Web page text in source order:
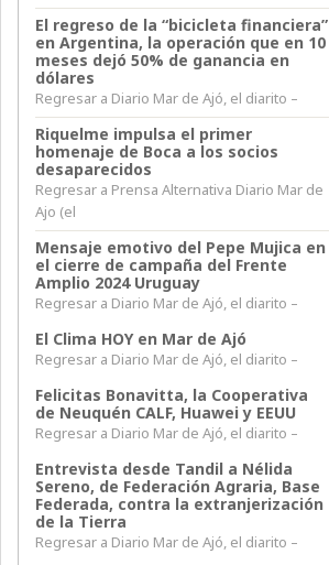
El regreso de la “bicicleta financiera”
en Argentina, la operación que en 10
meses dejó 50% de ganancia en
dólares
Regresar a Diario Mar de Ajó, el diarito –
Riquelme impulsa el primer
homenaje de Boca a los socios
desaparecidos
Regresar a Prensa Alternativa Diario Mar de
Ajo (el
Mensaje emotivo del Pepe Mujica en
el cierre de campaña del Frente
Amplio 2024 Uruguay
Regresar a Diario Mar de Ajó, el diarito –
El Clima HOY en Mar de Ajó
Regresar a Diario Mar de Ajó, el diarito –
Felicitas Bonavitta, la Cooperativa
de Neuquén CALF, Huawei y EEUU
Regresar a Diario Mar de Ajó, el diarito –
Entrevista desde Tandil a Nélida
Sereno, de Federación Agraria, Base
Federada, contra la extranjerización
de la Tierra
Regresar a Diario Mar de Ajó, el diarito –